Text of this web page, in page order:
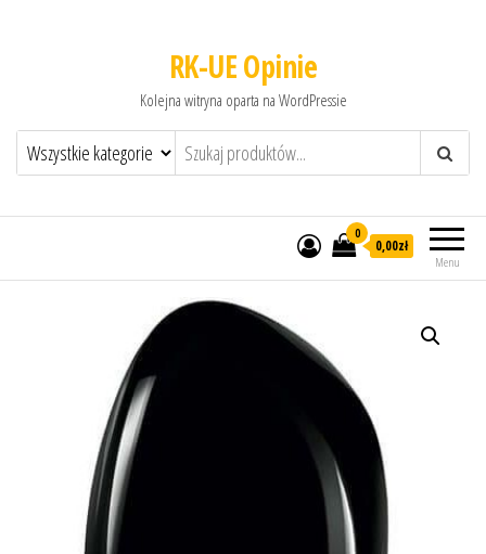
RK-UE Opinie
Kolejna witryna oparta na WordPressie
Menu
0
0,00zł